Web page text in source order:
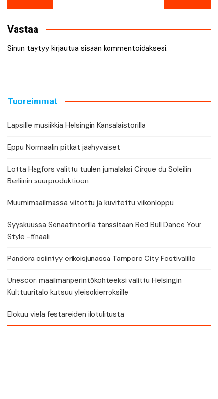
selaus
Vastaa
Sinun täytyy kirjautua sisään kommentoidaksesi.
Tuoreimmat
Lapsille musiikkia Helsingin Kansalaistorilla
Eppu Normaalin pitkät jäähyväiset
Lotta Hagfors valittu tuulen jumalaksi Cirque du Soleilin
Berliinin suurproduktioon
Muumimaailmassa viitottu ja kuvitettu viikonloppu
Syyskuussa Senaatintorilla tanssitaan Red Bull Dance Your
Style -finaali
Pandora esiintyy erikoisjunassa Tampere City Festivalille
Unescon maailmanperintökohteeksi valittu Helsingin
Kulttuuritalo kutsuu yleisökierroksille
Elokuu vielä festareiden ilotulitusta